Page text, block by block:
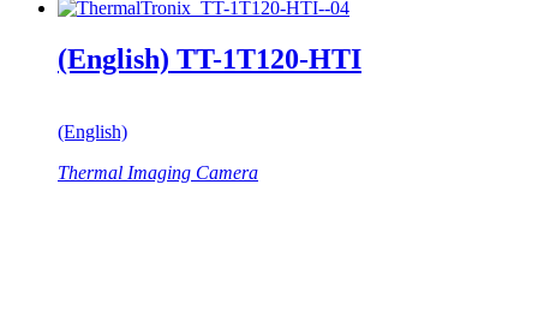
(English) TT-1T120-HTI
(English)
Thermal Imaging Camera